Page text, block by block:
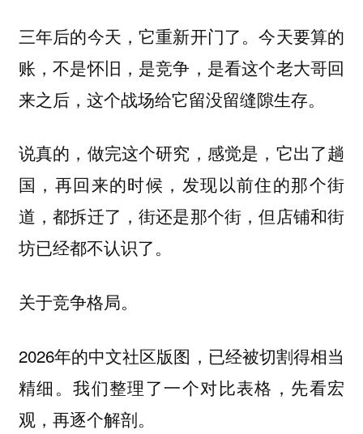
三年后的今天，它重新开门了。今天要算的
账，不是怀旧，是竞争，是看这个老大哥回
来之后，这个战场给它留没留缝隙生存。
说真的，做完这个研究，感觉是，它出了趟
国，再回来的时候，发现以前住的那个街
道，都拆迁了，街还是那个街，但店铺和街
坊已经都不认识了。
关于竞争格局。
2026年的中文社区版图，已经被切割得相当
精细。我们整理了一个对比表格，先看宏
观，再逐个解剖。